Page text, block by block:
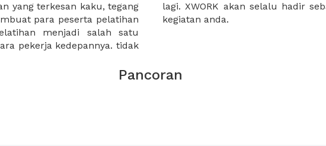
yang terkesan kaku, tegang
para peserta pelatihan
menjadi salah satu
pekerja kedepannya. tidak
solusi untuk kebutuhan
kegiatan anda.
Pancoran